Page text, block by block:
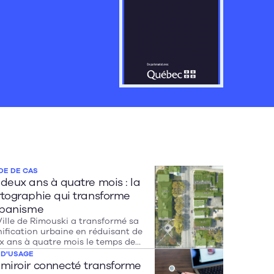
DE CAS
ans à quatre mois : la
qui transforme
de Rimouski a transformé sa
urbaine en réduisant de
ans à quatre mois le temps de
à jour de sa cartographie
libérant des ressources
connecté transforme